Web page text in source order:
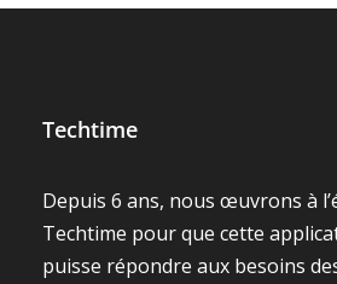
Techtime
Depuis 6 ans, nous œuvrons à
Techtime pour que cette
puisse répondre aux besoins